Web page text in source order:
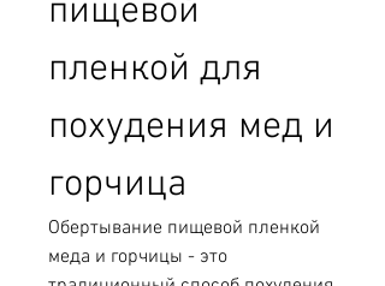
пищевой
пленкой для
похудения мед и
горчица
Обертывание пищевой пленкой
меда и горчицы - это